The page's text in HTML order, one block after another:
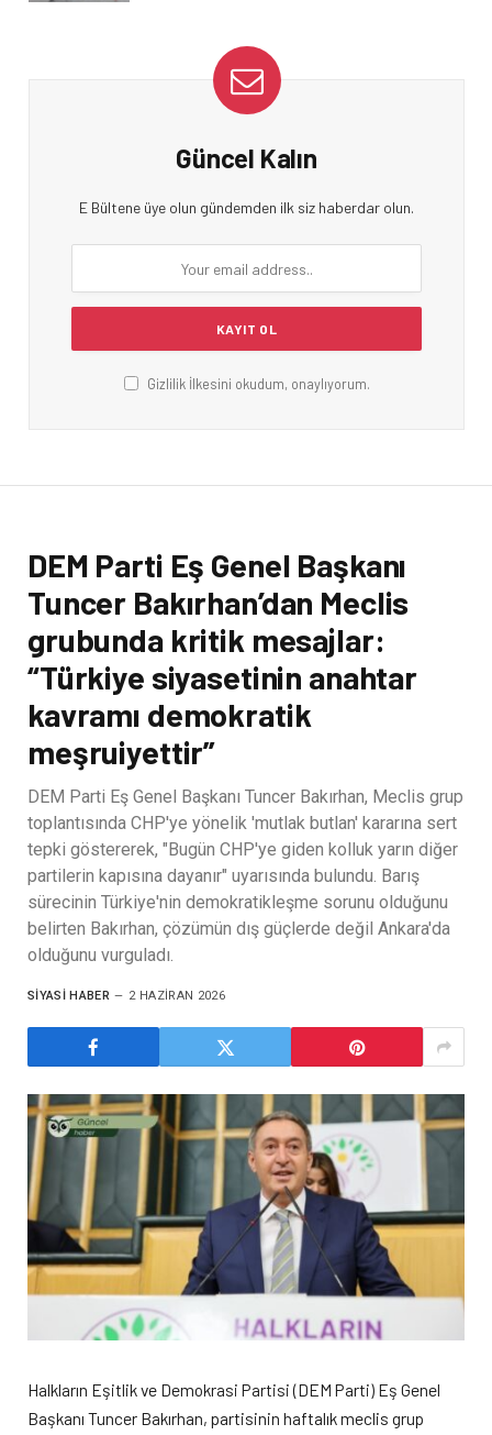
Güncel Kalın
E Bültene üye olun gündemden ilk siz haberdar olun.
Gizlilik İlkesini okudum, onaylıyorum.
DEM Parti Eş Genel Başkanı
Tuncer Bakırhan’dan Meclis
grubunda kritik mesajlar:
“Türkiye siyasetinin anahtar
kavramı demokratik
meşruiyettir”
DEM Parti Eş Genel Başkanı Tuncer Bakırhan, Meclis grup
toplantısında CHP'ye yönelik 'mutlak butlan' kararına sert
tepki göstererek, "Bugün CHP'ye giden kolluk yarın diğer
partilerin kapısına dayanır" uyarısında bulundu. Barış
sürecinin Türkiye'nin demokratikleşme sorunu olduğunu
belirten Bakırhan, çözümün dış güçlerde değil Ankara'da
olduğunu vurguladı.
SIYASI HABER 2 HAZIRAN 2026
Halkların Eşitlik ve Demokrasi Partisi (DEM Parti) Eş Genel
Başkanı Tuncer Bakırhan, partisinin haftalık meclis grup